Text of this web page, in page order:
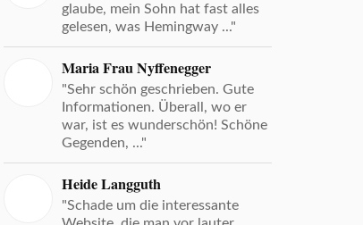
glaube, mein Sohn hat fast alles
gelesen, was Hemingway ..."
Maria Frau Nyffenegger
"Sehr schön geschrieben. Gute
Informationen. Überall, wo er
war, ist es wunderschön! Schöne
Gegenden, ..."
Heide Langguth
"Schade um die interessante